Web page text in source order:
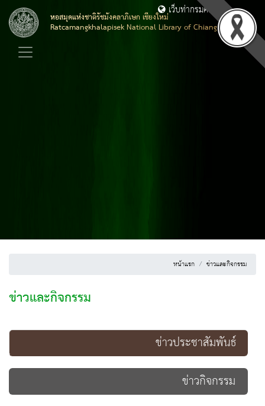
หอสมุดแห่งชาติรัชมังคลาภิเษก เชียงใหม่
Ratcamangkhalapisek National Library of Chiang Mai
เว็บท่ากรมศิลปากร
หน้าแรก ข่าวและกิจกรรม
ข่าวและกิจกรรม
ข่าวประชาสัมพันธ์
ข่าวกิจกรรม